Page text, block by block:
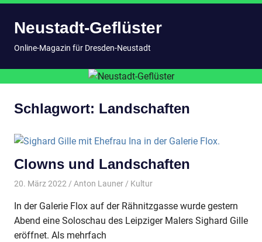
InhaltNeustadt-Geflüster
Online-Magazin für Dresden-Neustadt
Schlagwort: Landschaften
Clowns und Landschaften
20. März 2022 Anton Launer Kultur
In der Galerie Flox auf der Rähnitzgasse wurde gestern
Abend eine Soloschau des Leipziger Malers Sighard Gille
eröffnet. Als mehrfach